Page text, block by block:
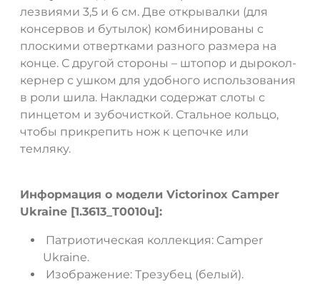
лезвиями 3,5 и 6 см. Две открывалки (для
консервов и бутылок) комбинированы с
плоскими отвертками разного размера на
конце. С другой стороны – штопор и дырокол-
кернер с ушком для удобного использования
в роли шила. Накладки содержат слоты с
пинцетом и зубочисткой. Стальное кольцо,
чтобы прикрепить нож к цепочке или
темляку.
Информация о модели Victorinox Camper
Ukraine [1.3613_T0010u]:
Патриотическая коллекция: Camper
Ukraine.
Изображение: Трезубец (белый).
ДА НЕТ